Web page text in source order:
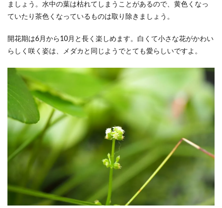
ましょう。水中の葉は枯れてしまうことがあるので、黄色くなっ
ていたり茶色くなっているものは取り除きましょう。
開花期は6月から10月と長く楽しめます。白くて小さな花がかわい
らしく咲く姿は、メダカと同じようでとても愛らしいですよ。